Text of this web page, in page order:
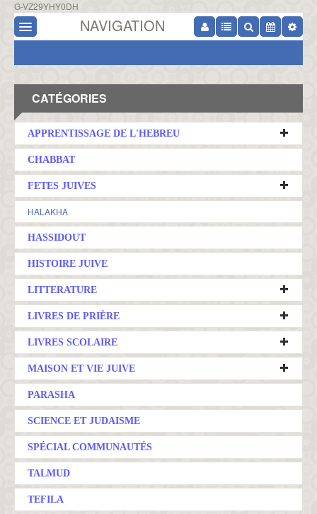
G-VZ29YHY0DH
NAVIGATION
CATÉGORIES
APPRENTISSAGE DE L'HEBREU
CHABBAT
FETES JUIVES
HALAKHA
HASSIDOUT
HISTOIRE JUIVE
LITTERATURE
LIVRES DE PRIÈRE
LIVRES SCOLAIRE
MAISON ET VIE JUIVE
PARASHA
SCIENCE ET JUDAISME
SPÉCIAL COMMUNAUTÉS
TALMUD
TEFILA